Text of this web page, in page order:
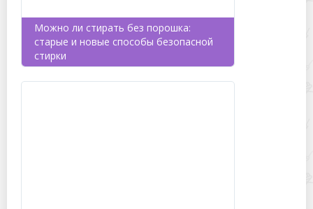
Можно ли стирать без порошка:
старые и новые способы безопасной
стирки